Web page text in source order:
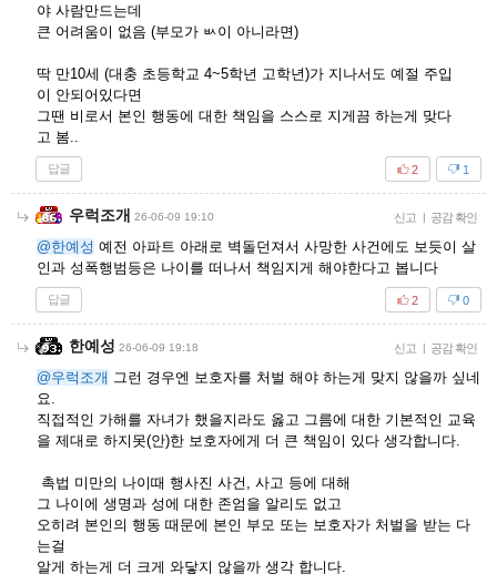
야 사람만드는데
큰 어려움이 없음 (부모가 ㅄ이 아니라면)
딱 만10세 (대충 초등학교 4~5학년 고학년)가 지나서도 예절 주입
이 안되어있다면
그땐 비로서 본인 행동에 대한 책임을 스스로 지게끔 하는게 맞다
고 봄..
답글 1
2
우럭조개 26-06-09 19:10 신고 | 공감 확인
@한예성 예전 아파트 아래로 벽돌던져서 사망한 사건에도 보듯이 살
인과 성폭행범등은 나이를 떠나서 책임지게 해야한다고 봅니다
답글 0
2
한예성 26-06-09 19:18 신고 | 공감 확인
@우럭조개 그런 경우엔 보호자를 처벌 해야 하는게 맞지 않을까 싶네
요.
직접적인 가해를 자녀가 했을지라도 옳고 그름에 대한 기본적인 교육
을 제대로 하지못(안)한 보호자에게 더 큰 책임이 있다 생각합니다.
촉법 미만의 나이때 행사진 사건, 사고 등에 대해
그 나이에 생명과 성에 대한 존엄을 알리도 없고
오히려 본인의 행동 때문에 본인 부모 또는 보호자가 처벌을 받는 다
는걸
알게 하는게 더 크게 와닿지 않을까 생각 합니다.